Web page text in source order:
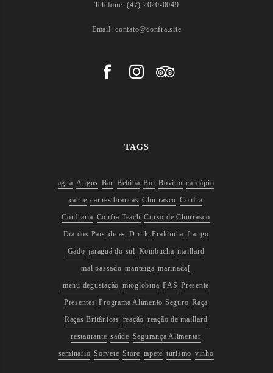
Telefone: (47) 2020-0049
Email: contato@confra.site
TAGS
agua Angus Bar Bebiba Boi Bovino cardápio
carne carnes brancas Churrasco Confra
Confraria Confra Teach Curso de Churrasco
Dia dos Pais dicas Drink Fraldinha frango
Gado jaraguá do sul Kombucha maillard
mal passado manteiga marinada[
menu degustação mioglobina PAS Presente
Presentes Programa Alimento Seguro Raça
Raças Britânicas reação reação de maillard
restaurante saúde Segurança Alimentar
seminario Sorvete Store tapete turismo vinho